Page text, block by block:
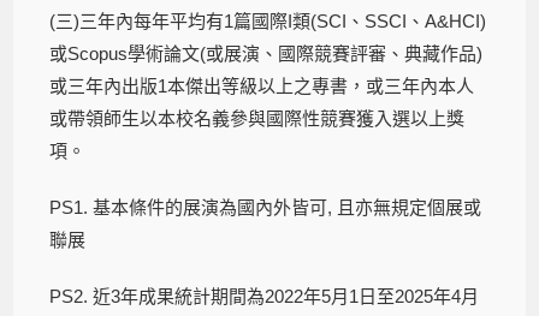
(三)三年內每年平均有1篇國際I類(SCI、SSCI、A&HCI)
或Scopus學術論文(或展演、國際競賽評審、典藏作品)
或三年內出版1本傑出等級以上之專書，或三年內本人
或帶領師生以本校名義參與國際性競賽獲入選以上獎
項。
PS1. 基本條件的展演為國內外皆可, 且亦無規定個展或
聯展
PS2. 近3年成果統計期間為2022年5月1日至2025年4月